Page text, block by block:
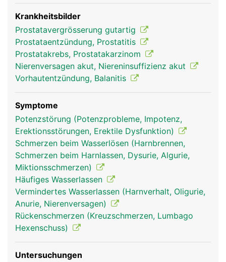
Krankheitsbilder
Prostatavergrösserung gutartig
Prostataentzündung, Prostatitis
Prostatakrebs, Prostatakarzinom
Nierenversagen akut, Niereninsuffizienz akut
Vorhautentzündung, Balanitis
Symptome
Potenzstörung (Potenzprobleme, Impotenz,
Erektionsstörungen, Erektile Dysfunktion)
Schmerzen beim Wasserlösen (Harnbrennen,
Schmerzen beim Harnlassen, Dysurie, Algurie,
Miktionsschmerzen)
Häufiges Wasserlassen
Vermindertes Wasserlassen (Harnverhalt, Oligurie,
Anurie, Nierenversagen)
Rückenschmerzen (Kreuzschmerzen, Lumbago
Hexenschuss)
Untersuchungen